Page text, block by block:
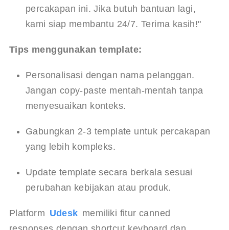
percakapan ini. Jika butuh bantuan lagi,
kami siap membantu 24/7. Terima kasih!"
Tips menggunakan template:
Personalisasi dengan nama pelanggan.
Jangan copy-paste mentah-mentah tanpa
menyesuaikan konteks.
Gabungkan 2-3 template untuk percakapan
yang lebih kompleks.
Update template secara berkala sesuai
perubahan kebijakan atau produk.
Platform Udesk memiliki fitur canned